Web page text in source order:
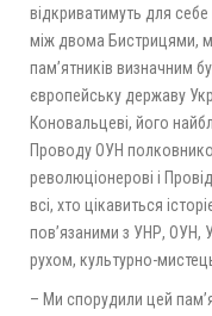
відкриватимуть для
між двома Бистрицями,
пам’ятників визначним
європейську державу
Коновальцеві, його
Проводу ОУН
революціонерові і
всі, хто цікавиться
пов’язаними з УНР, ОУН,
рухом, культурно-
– Ми спорудили цей